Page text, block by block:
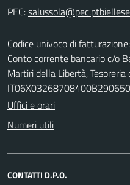
PEC:
Codice univoco di
Conto corrente bancario c/o
Martiri della Libertà,
Uffici e orari
Numeri utili
CONTATTI D.P.O.